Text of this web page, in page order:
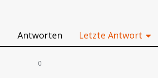
Antworten Letzte Antwort
0